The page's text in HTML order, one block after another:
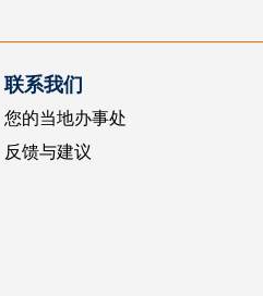
联系我们
您的当地办事处
反馈与建议